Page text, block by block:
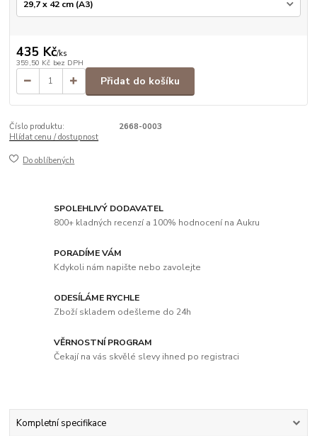
435 Kč/ks
359,50 Kč bez DPH
Přidat do košíku
Číslo produktu:
2668-0003
Hlídat cenu / dostupnost
Do oblíbených
SPOLEHLIVÝ DODAVATEL
800+ kladných recenzí a 100% hodnocení na Aukru
PORADÍME VÁM
Kdykoli nám napište nebo zavolejte
ODESÍLÁME RYCHLE
Zboží skladem odešleme do 24h
VĚRNOSTNÍ PROGRAM
Čekají na vás skvělé slevy ihned po registraci
Kompletní specifikace